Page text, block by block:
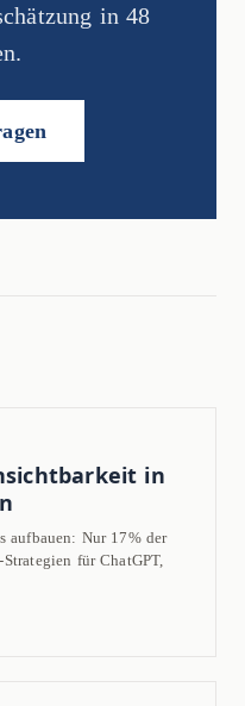
in 48
in
aufbauen: Nur 17% der
für ChatGPT,